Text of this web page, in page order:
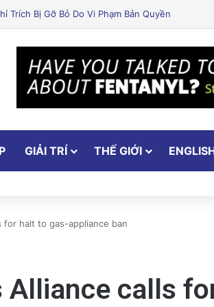
Trên Bệ Phóng: Hé Lộ Từ Blue Origin
GIẢI TRÍ THẾ GIỚI
for halt to gas-appliance ban
Alliance calls